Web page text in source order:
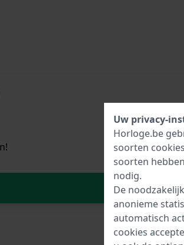
Uw privacy-
Horloge.be
soorten cookies
soorten
nodig.
De
anonieme
automatisch
cookies